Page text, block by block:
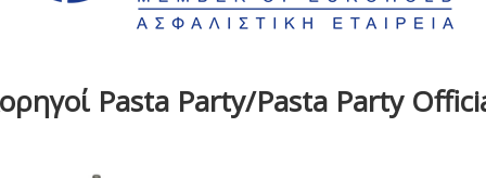
Pasta Party/Pasta Party